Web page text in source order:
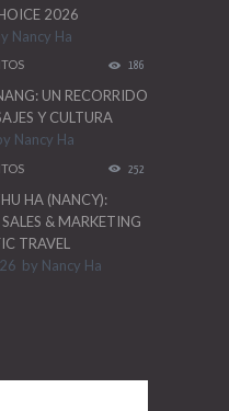
2026
Nancy Ha
186
UN RECORRIDO
Y CULTURA
Nancy Ha
252
HA (NANCY):
& MARKETING
TRAVEL
by Nancy Ha